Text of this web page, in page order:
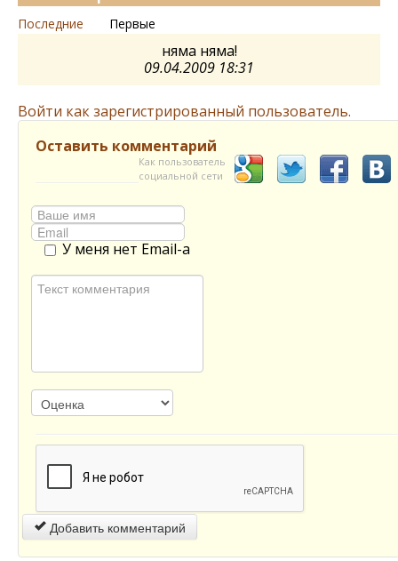
Последние Первые
няма няма!
09.04.2009 18:31
Войти как зарегистрированный пользователь.
Оставить комментарий
Как пользователь
социальной сети
У меня нет Email-а
Добавить комментарий